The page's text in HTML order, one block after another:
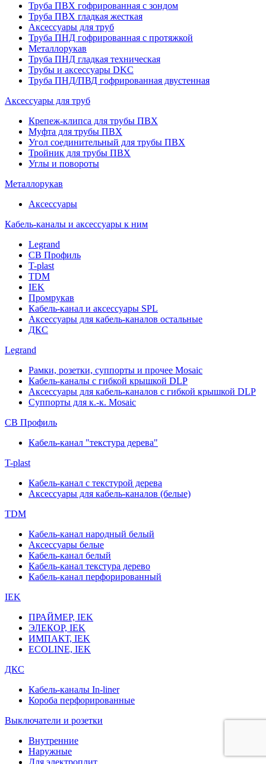
Труба ПВХ гофрированная с зондом
Труба ПВХ гладкая жесткая
Аксессуары для труб
Труба ПНД гофрированная с протяжкой
Металлорукав
Труба ПНД гладкая техническая
Трубы и аксессуары DKC
Труба ПНД/ПВД гофрированная двустенная
Аксессуары для труб
Крепеж-клипса для трубы ПВХ
Муфта для трубы ПВХ
Угол соединительный для трубы ПВХ
Тройник для трубы ПВХ
Углы и повороты
Металлорукав
Аксессуары
Кабель-каналы и аксессуары к ним
Legrand
СВ Профиль
T-plast
TDM
IEK
Промрукав
Кабель-канал и аксессуары SPL
Аксессуары для кабель-каналов остальные
ДКС
Legrand
Рамки, розетки, суппорты и прочее Mosaic
Кабель-каналы с гибкой крышкой DLP
Аксессуары для кабель-каналов с гибкой крышкой DLP
Суппорты для к.-к. Mosaic
СВ Профиль
Кабель-канал "текстура дерева"
T-plast
Кабель-канал с текстурой дерева
Аксессуары для кабель-каналов (белые)
TDM
Кабель-канал народный белый
Аксессуары белые
Кабель-канал белый
Кабель-канал текстура дерево
Кабель-канал перфорированный
IEK
ПРАЙМЕР, IEK
ЭЛЕКОР, IEK
ИМПАКТ, IEK
ECOLINE, IEK
ДКС
Кабель-каналы In-liner
Короба перфорированные
Выключатели и розетки
Внутренние
Наружные
Для электроплит